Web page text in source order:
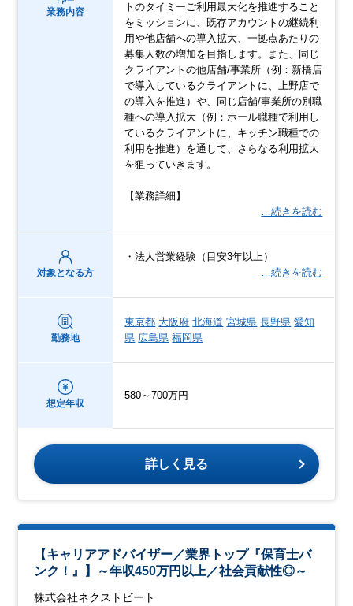
業務内容
トのタイミーご利用最大化を推進すること
をミッションに、既存アカウントの継続利
用や他店舗への導入拡大、一拠点あたりの
募集人数の増加を目指します。また、同じ
クライアントの他店舗/事業所（例：新橋店
で導入しているクライアントに、上野店で
の導入を推進）や、同じ店舗/事業所の別職
種への導入拡大（例：ホール職種で利用し
ているクライアントに、キッチン職種での
利用を推進）を通して、さらなる利用拡大
を狙っていきます。
【業務詳細】
…続きを読む
対象となる方
・法人営業経験（目安3年以上）
…続きを読む
勤務地
東京都 大阪府 北海道 宮城県 長野県 愛知
県 広島県 福岡県
想定年収
580～700万円
詳しく見る
【キャリアアドバイザー／業界トップ『保育士バ
ンク！』】～年収450万円以上／社会貢献性◎～
株式会社ネクストビート